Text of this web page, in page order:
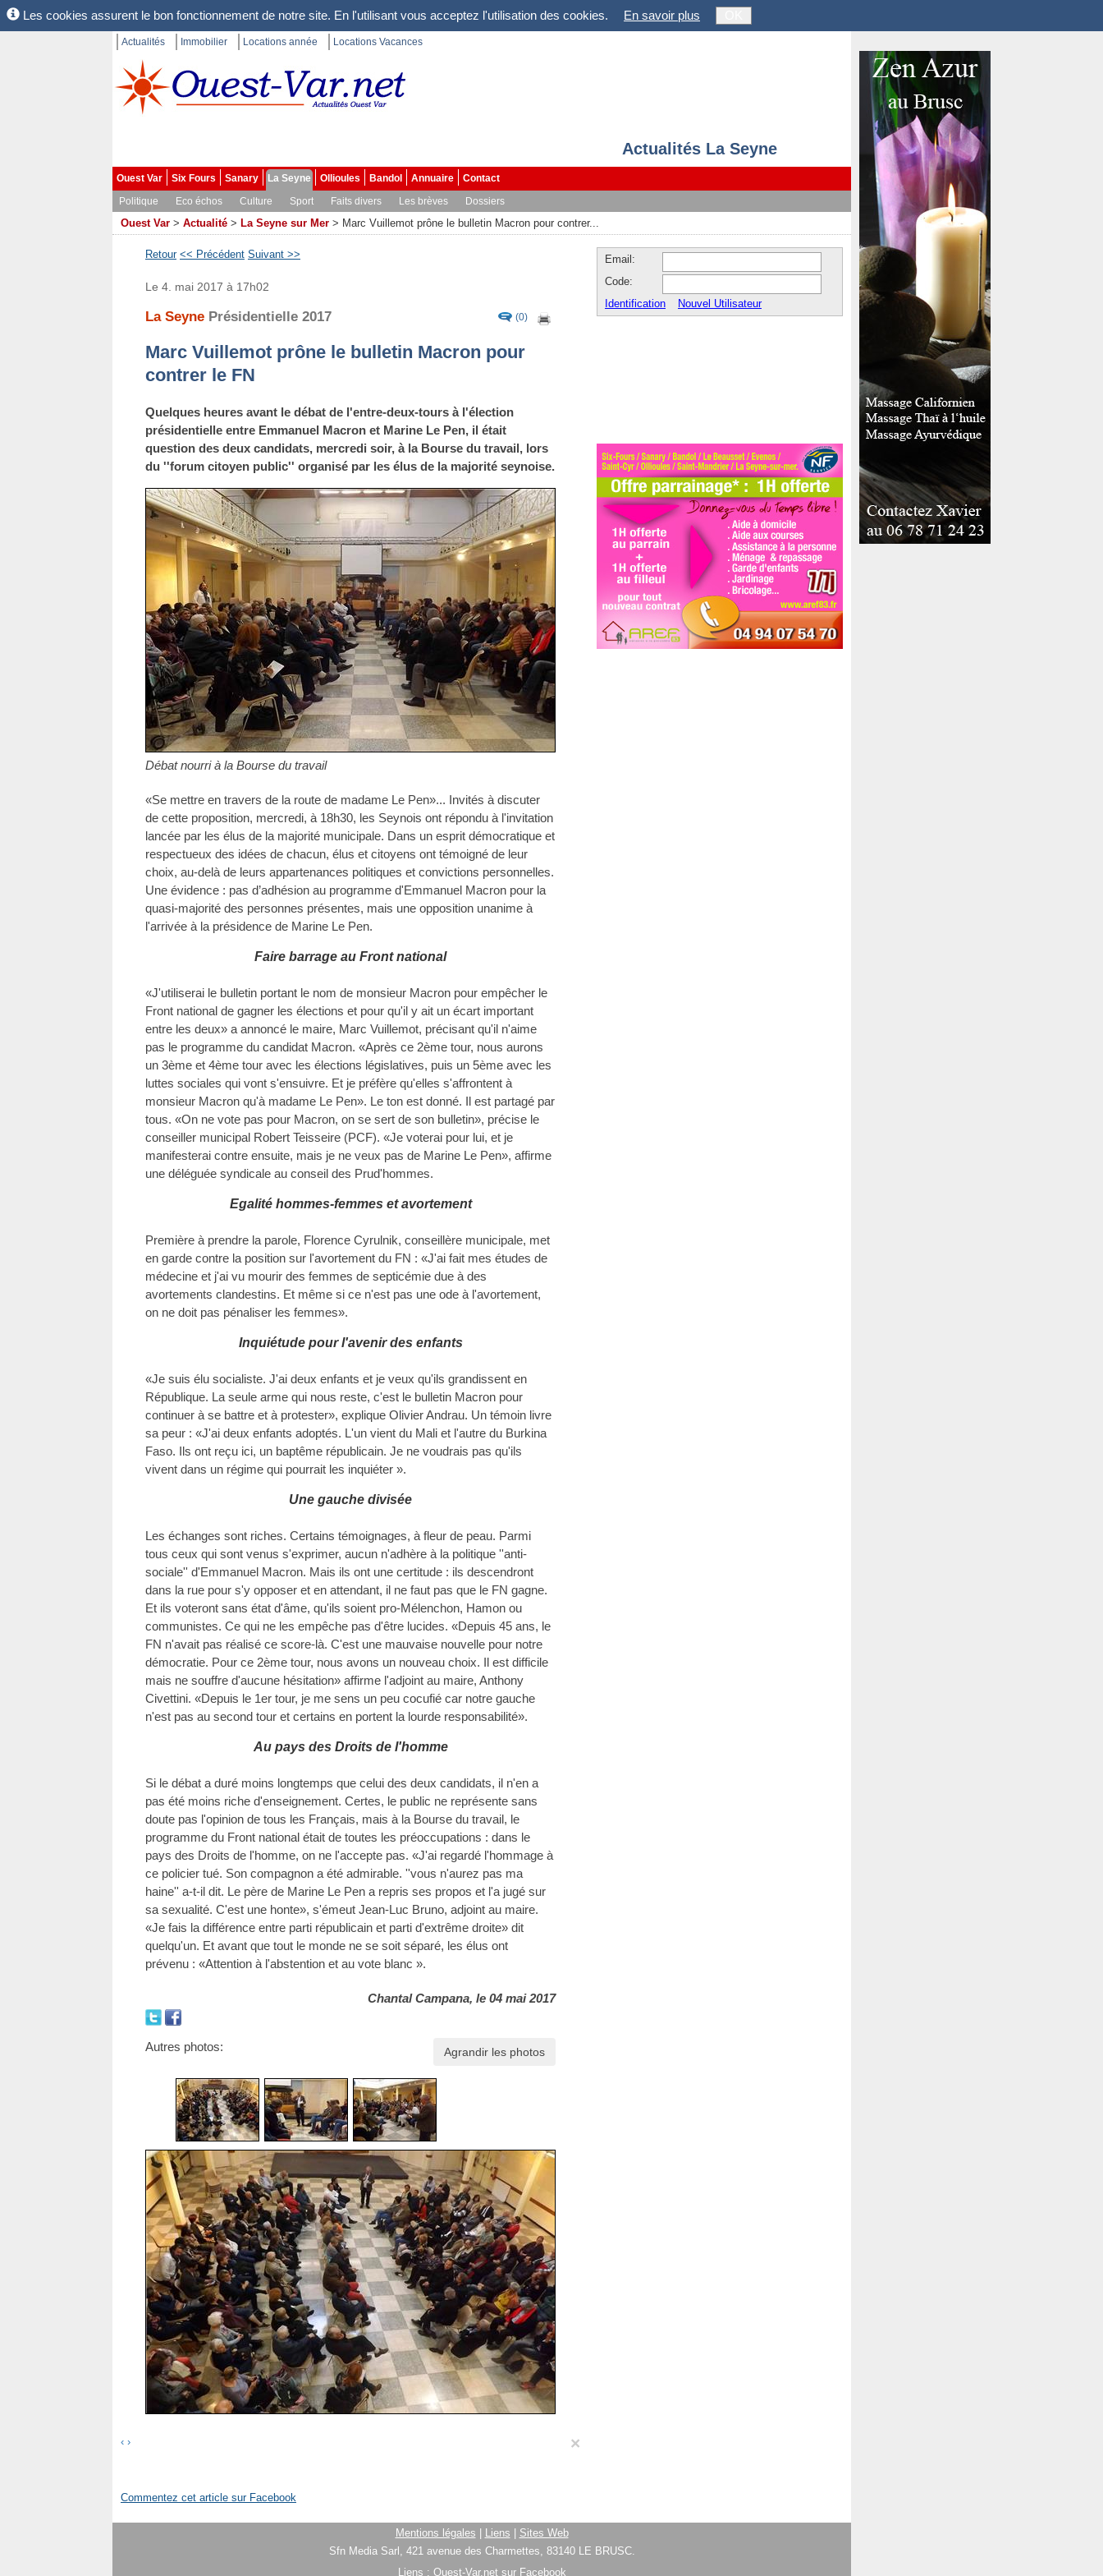
Les cookies assurent le bon fonctionnement de notre site. En l'utilisant vous acceptez l'utilisation des cookies. En savoir plus
Actualités Immobilier Locations année Locations Vacances
Actualités La Seyne
Ouest Var Six Fours Sanary La Seyne Ollioules Bandol Annuaire
Contact
Politique
Eco échos Culture Sport Faits divers Les brèves Dossiers
Ouest Var > Actualité > La Seyne sur Mer > Marc Vuillemot prône le bulletin Macron pour contrer...
Retour << Précédent Suivant >>
(0)
Le 4. mai 2017 à 17h02
La Seyne Présidentielle 2017
Marc Vuillemot prône le bulletin Macron pour
contrer le FN
Quelques heures avant le débat de l'entre-deux-tours à l'élection
présidentielle entre Emmanuel Macron et Marine Le Pen, il était
question des deux candidats, mercredi soir, à la Bourse du travail, lors
du ''forum citoyen public'' organisé par les élus de la majorité seynoise.
Débat nourri à la Bourse du travail
«Se mettre en travers de la route de madame Le Pen»... Invités à discuter
de cette proposition, mercredi, à 18h30, les Seynois ont répondu à l'invitation
lancée par les élus de la majorité municipale. Dans un esprit démocratique et
respectueux des idées de chacun, élus et citoyens ont témoigné de leur
choix, au-delà de leurs appartenances politiques et convictions personnelles.
Une évidence : pas d’adhésion au programme d'Emmanuel Macron pour la
quasi-majorité des personnes présentes, mais une opposition unanime à
l'arrivée à la présidence de Marine Le Pen.
Faire barrage au Front national
«J'utiliserai le bulletin portant le nom de monsieur Macron pour empêcher le
Front national de gagner les élections et pour qu'il y ait un écart important
entre les deux» a annoncé le maire, Marc Vuillemot, précisant qu'il n'aime
pas le programme du candidat Macron. «Après ce 2ème tour, nous aurons
un 3ème et 4ème tour avec les élections législatives, puis un 5ème avec les
luttes sociales qui vont s'ensuivre. Et je préfère qu'elles s'affrontent à
monsieur Macron qu'à madame Le Pen». Le ton est donné. Il est partagé par
tous. «On ne vote pas pour Macron, on se sert de son bulletin», précise le
conseiller municipal Robert Teisseire (PCF). «Je voterai pour lui, et je
manifesterai contre ensuite, mais je ne veux pas de Marine Le Pen», affirme
une déléguée syndicale au conseil des Prud'hommes.
Egalité hommes-femmes et avortement
Première à prendre la parole, Florence Cyrulnik, conseillère municipale, met
en garde contre la position sur l'avortement du FN : «J'ai fait mes études de
médecine et j'ai vu mourir des femmes de septicémie due à des
avortements clandestins. Et même si ce n'est pas une ode à l'avortement,
on ne doit pas pénaliser les femmes».
Inquiétude pour l'avenir des enfants
«Je suis élu socialiste. J'ai deux enfants et je veux qu'ils grandissent en
République. La seule arme qui nous reste, c'est le bulletin Macron pour
continuer à se battre et à protester», explique Olivier Andrau. Un témoin livre
sa peur : «J'ai deux enfants adoptés. L'un vient du Mali et l'autre du Burkina
Faso. Ils ont reçu ici, un baptême républicain. Je ne voudrais pas qu'ils
vivent dans un régime qui pourrait les inquiéter ».
Une gauche divisée
Les échanges sont riches. Certains témoignages, à fleur de peau. Parmi
tous ceux qui sont venus s'exprimer, aucun n'adhère à la politique ''anti-
sociale'' d'Emmanuel Macron. Mais ils ont une certitude : ils descendront
dans la rue pour s'y opposer et en attendant, il ne faut pas que le FN gagne.
Et ils voteront sans état d'âme, qu'ils soient pro-Mélenchon, Hamon ou
communistes. Ce qui ne les empêche pas d'être lucides. «Depuis 45 ans, le
FN n'avait pas réalisé ce score-là. C'est une mauvaise nouvelle pour notre
démocratie. Pour ce 2ème tour, nous avons un nouveau choix. Il est difficile
mais ne souffre d'aucune hésitation» affirme l'adjoint au maire, Anthony
Civettini. «Depuis le 1er tour, je me sens un peu cocufié car notre gauche
n'est pas au second tour et certains en portent la lourde responsabilité».
Au pays des Droits de l'homme
Si le débat a duré moins longtemps que celui des deux candidats, il n'en a
pas été moins riche d'enseignement. Certes, le public ne représente sans
doute pas l'opinion de tous les Français, mais à la Bourse du travail, le
programme du Front national était de toutes les préoccupations : dans le
pays des Droits de l'homme, on ne l'accepte pas. «J'ai regardé l'hommage à
ce policier tué. Son compagnon a été admirable. ''vous n'aurez pas ma
haine'' a-t-il dit. Le père de Marine Le Pen a repris ses propos et l'a jugé sur
sa sexualité. C'est une honte», s'émeut Jean-Luc Bruno, adjoint au maire.
«Je fais la différence entre parti républicain et parti d'extrême droite» dit
quelqu'un. Et avant que tout le monde ne se soit séparé, les élus ont
prévenu : «Attention à l'abstention et au vote blanc ».
Chantal Campana, le 04 mai 2017
Agrandir les photos
Autres photos:
‹ › ×
Commentez cet article sur Facebook
Email:
Code:
Identification
Nouvel Utilisateur
Mentions légales Liens
Sites Web
Sfn Media Sarl, 421 avenue des Charmettes, 83140 LE BRUSC.
Liens : Ouest-Var.net sur Facebook